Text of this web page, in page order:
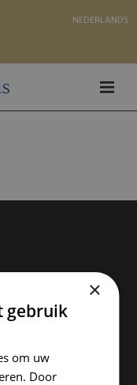
NEDERLANDS
×
gebruik
om uw
Door